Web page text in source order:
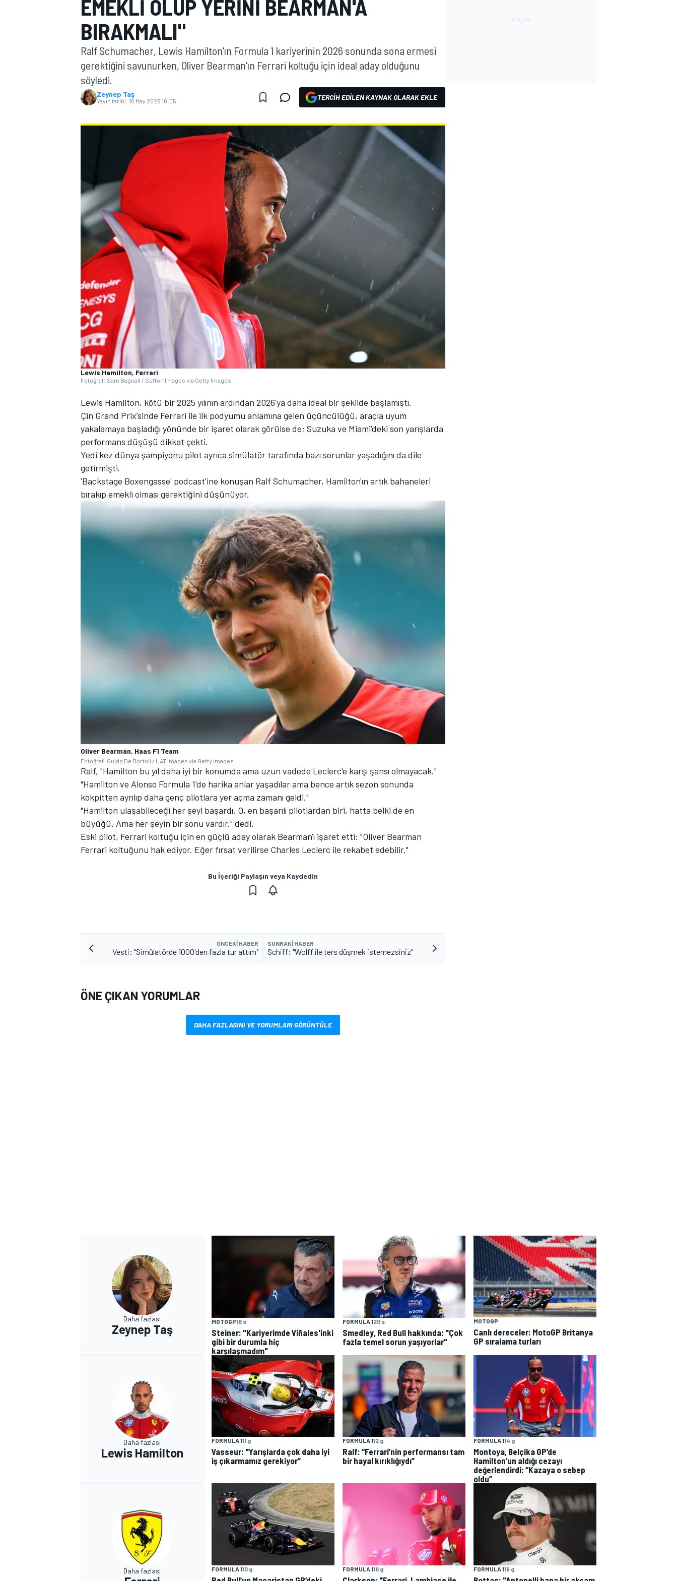
MOTOGP
WORLD SUPERBIKE
WRC
TÜRK SPORCULAR
EMEKLI OLUP YERINI BEARMAN'A
BIRAKMALI"
Ralf Schumacher, Lewis Hamilton'ın Formula 1 kariyerinin 2026 sonunda sona ermesi
gerektiğini savunurken, Oliver Bearman'ın Ferrari koltuğu için ideal aday olduğunu
söyledi.
Zeynep Taş
Yayın tarihi: 10 May 2026 16:05 TERCIH EDILEN KAYNAK OLARAK EKLE
Lewis Hamilton, Ferrari
Fotoğraf: Sam Bagnall / Sutton Images via Getty Images
Lewis Hamilton, kötü bir 2025 yılının ardından 2026'ya daha ideal bir şekilde başlamıştı.
Çin Grand Prix’sinde Ferrari ile ilk podyumu anlamına gelen üçüncülüğü, araçla uyum
yakalamaya başladığı yönünde bir işaret olarak görülse de; Suzuka ve Miami'deki son yarışlarda
performans düşüşü dikkat çekti.
Yedi kez dünya şampiyonu pilot ayrıca simülatör tarafında bazı sorunlar yaşadığını da dile
getirmişti.
'Backstage Boxengasse' podcast'ine konuşan Ralf Schumacher, Hamilton'ın artık bahaneleri
bırakıp emekli olması gerektiğini düşünüyor.
Oliver Bearman, Haas F1 Team
Fotoğraf: Guido De Bortoli / LAT Images via Getty Images
Ralf, "Hamilton bu yıl daha iyi bir konumda ama uzun vadede Leclerc'e karşı şansı olmayacak."
"Hamilton ve Alonso Formula 1'de harika anlar yaşadılar ama bence artık sezon sonunda
kokpitten ayrılıp daha genç pilotlara yer açma zamanı geldi."
"Hamilton ulaşabileceği her şeyi başardı. O, en başarılı pilotlardan biri, hatta belki de en
büyüğü. Ama her şeyin bir sonu vardır." dedi.
Eski pilot, Ferrari koltuğu için en güçlü aday olarak Bearman'ı işaret etti: "Oliver Bearman
Ferrari koltuğunu hak ediyor. Eğer fırsat verilirse Charles Leclerc ile rekabet edebilir."
Bu İçeriği Paylaşın veya Kaydedin
ÖNCEKI HABER
Vesti: "Simülatörde 1000'den fazla tur attım"
SONRAKI HABER
Schiff: "Wolff ile ters düşmek istemezsiniz"
ÖNE ÇIKAN YORUMLAR
DAHA FAZLASINI VE YORUMLARI GÖRÜNTÜLE
Daha fazlası
Zeynep Taş
MOTOGP18 s
Steiner: "Kariyerimde Viñales'inki
gibi bir durumla hiç
karşılaşmadım"
FORMULA 120 s
Smedley, Red Bull hakkında: "Çok
fazla temel sorun yaşıyorlar"
MOTOGP
Canlı dereceler: MotoGP Britanya
GP sıralama turları
Daha fazlası
Lewis Hamilton
FORMULA 111 g
Vasseur: "Yarışlarda çok daha iyi
iş çıkarmamız gerekiyor”
FORMULA 112 g
Ralf: “Ferrari’nin performansı tam
bir hayal kırıklığıydı”
FORMULA 114 g
Montoya, Belçika GP’de
Hamilton’un aldığı cezayı
değerlendirdi: “Kazaya o sebep
oldu”
Daha fazlası FORMULA 110 g FORMULA 118 g FORMULA 119 g